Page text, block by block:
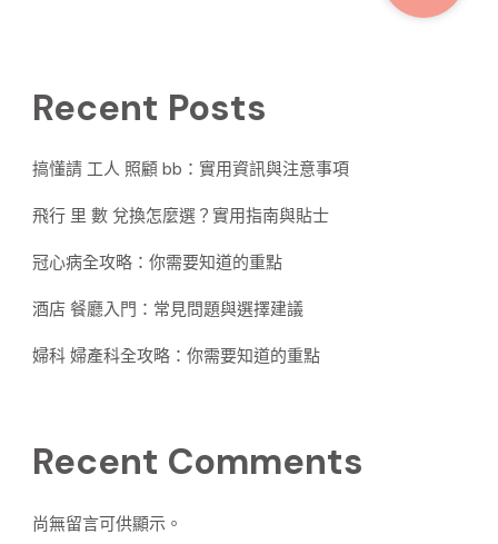
Recent Posts
搞懂請 工人 照顧 bb：實用資訊與注意事項
飛行 里 數 兌換怎麼選？實用指南與貼士
冠心病全攻略：你需要知道的重點
酒店 餐廳入門：常見問題與選擇建議
婦科 婦產科全攻略：你需要知道的重點
Recent Comments
尚無留言可供顯示。